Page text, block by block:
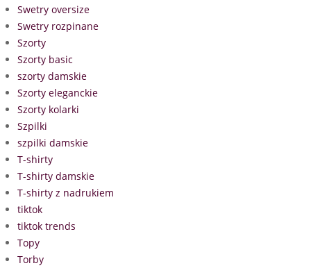
Swetry oversize
Swetry rozpinane
Szorty
Szorty basic
szorty damskie
Szorty eleganckie
Szorty kolarki
Szpilki
szpilki damskie
T-shirty
T-shirty damskie
T-shirty z nadrukiem
tiktok
tiktok trends
Topy
Torby